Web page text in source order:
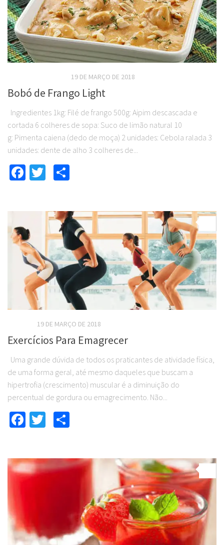
19 DE MARÇO DE 2018
Bobó de Frango Light
Ingredientes 1kg: Filé de frango 500g: Aipim descascada e
cortada 6 colheres de sopa: Suco de limão natural 10
g: Pimenta caiena (dedo de moça) 2 unidades: Cebola ralada 3
unidades: dente de alho 3 colheres de...
Facebook
Twitter
19 DE MARÇO DE 2018
Exercícios Para Emagrecer
Uma grande dúvida de todos os praticantes de atividade física,
de uma forma geral, até mesmo daqueles que buscam a
hipertrofia (crescimento) muscular é a diminuição do
percentual de gordura ou emagrecimento. Não...
Facebook
Twitter